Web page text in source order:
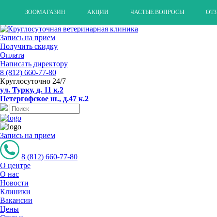
ЗООМАГАЗИН АКЦИИ ЧАСТЫЕ ВОПРОСЫ
Запись на прием
Получить скидку
Оплата
Написать директору
8 (812) 660-77-80
Круглосуточно 24/7
ул. Турку, д. 11 к.2
Петергофское ш., д.47 к.2
Запись на прием
8 (812) 660-77-80
О центре
О нас
Новости
Клиники
Вакансии
Цены